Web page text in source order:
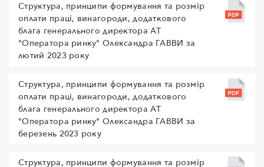
Структура, принципи формування та розмір
оплати праці, винагороди, додаткового
блага генерального директора АТ
"Оператора ринку" Олександра ГАВВИ за
лютий 2023 року
Структура, принципи формування та розмір
оплати праці, винагороди, додаткового
блага генерального директора АТ
"Оператора ринку" Олександра ГАВВИ за
березень 2023 року
Структура, принципи формування та розмір